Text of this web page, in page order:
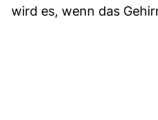
wird es, wenn das